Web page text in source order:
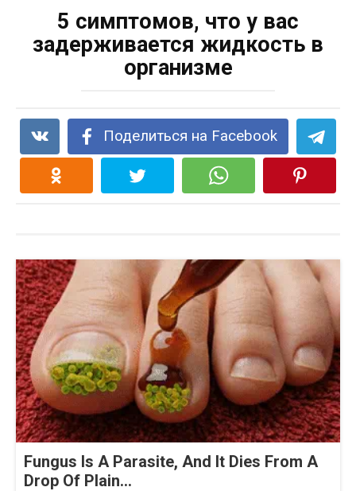
5 симптомов, что у вас
задерживается жидкость в
организме
Поделиться на Facebook
Fungus Is A Parasite, And It Dies From A
Drop Of Plain...